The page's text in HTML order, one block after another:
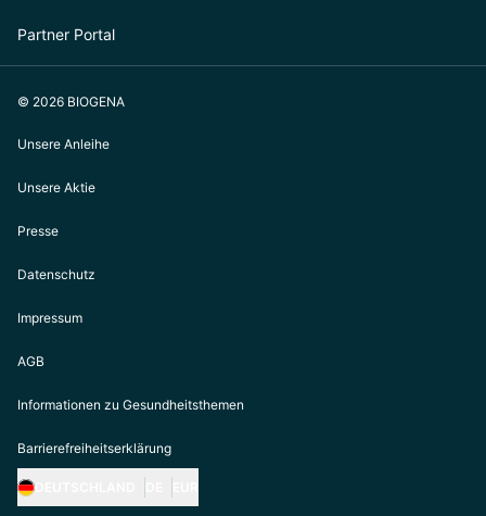
Partner Portal
© 2026 BIOGENA
Unsere Anleihe
Unsere Aktie
Presse
Datenschutz
Impressum
AGB
Informationen zu Gesundheitsthemen
Barrierefreiheitserklärung